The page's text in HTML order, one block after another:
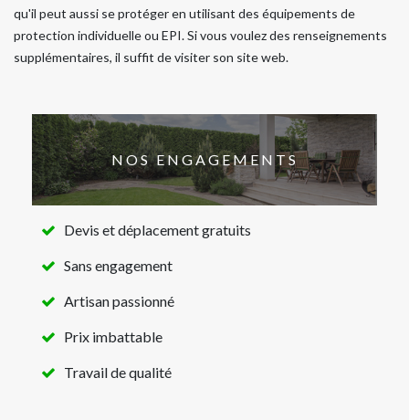
qu'il peut aussi se protéger en utilisant des équipements de
protection individuelle ou EPI. Si vous voulez des renseignements
supplémentaires, il suffit de visiter son site web.
NOS ENGAGEMENTS
Devis et déplacement gratuits
Sans engagement
Artisan passionné
Prix imbattable
Travail de qualité